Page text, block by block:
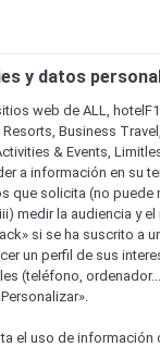
y datos
web de ALL,
Resorts, Business
& Events,
a información en su
que solicita (no puede
medir la audiencia y
si se ha suscrito a
un perfil de sus
(teléfono,
el uso de